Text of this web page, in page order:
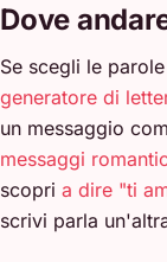
Dove
Se scegli le
generatore di
un messaggio
messaggi
scopri a dire "ti
scrivi parla